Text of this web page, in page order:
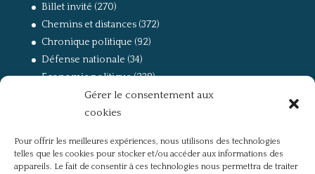
Gérer le consentement aux
cookies
Pour offrir les meilleures expériences, nous utilisons des technologies
telles que les cookies pour stocker et/ou accéder aux informations des
appareils. Le fait de consentir à ces technologies nous permettra de traiter
Billet invité (270)
Chemins et distances(372)
Chronique politique (92)
Défense nationale (34)
Economie politique(238)
(168)
La guerre, la Résistance et la Déportation
Non classé(42)
Partis politiques, intelligentsia, médias(750)